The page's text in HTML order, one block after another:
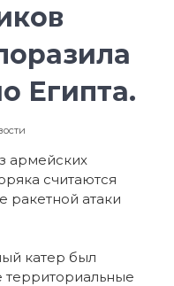
Египта.
армейских
считаются
ракетной атаки
катер был
территориальные